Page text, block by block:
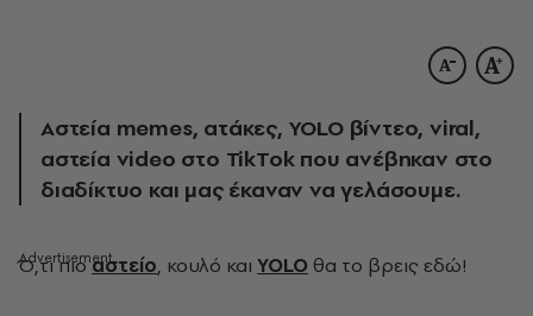
Αστεία memes, ατάκες, YOLO βίντεο, viral,
αστεία video στο TikTok που ανέβηκαν στο
διαδίκτυο και μας έκαναν να γελάσουμε.
Ό,τι πιοαστείο, κουλό και YOLO θα το βρεις εδώ!